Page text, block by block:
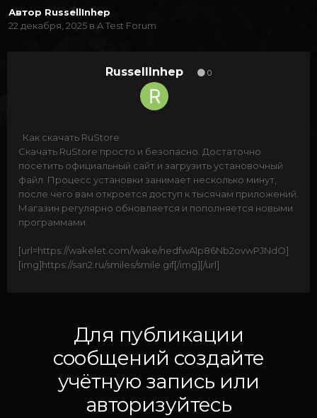
Автор RussellInhep
22 декабря, 2025 в A Test Forum
RussellInhep 0
. Как скачать RuStore
Скачать RuStore просто и безопасно. Достаточно
посетить официальный сайт и загрузить установочный
файл. Процесс установки занимает несколько минут,
после чего вам откроется доступ к тысячам приложений.
Магазин регулярно обновляется и пополняется новыми
программами.
[url=https://wakelet.com/wake/nedfwA1p86Nb2ovwPJNdO]
[img]https://san2.ru/smiles/smile.gif[/img][/url]
Для публикации
сообщений создайте
учётную запись или
авторизуйтесь